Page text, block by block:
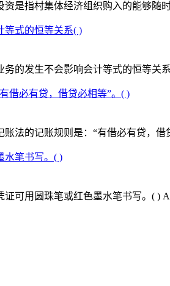
是指村集体经济组织购入的能够
等式的恒等关系( )
的发生不会影响会计等式的恒等关
借必有贷，借贷必相等”。( )
法的记账规则是：“有借必有贷，借
水笔书写。( )
可用圆珠笔或红色墨水笔书写。( )